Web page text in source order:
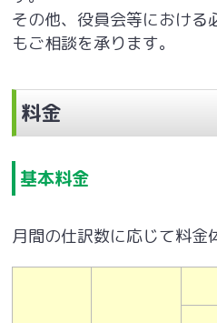
その他、役員会等における
もご相談を承ります。
料金
基本料金
月間の仕訳数に応じて料金